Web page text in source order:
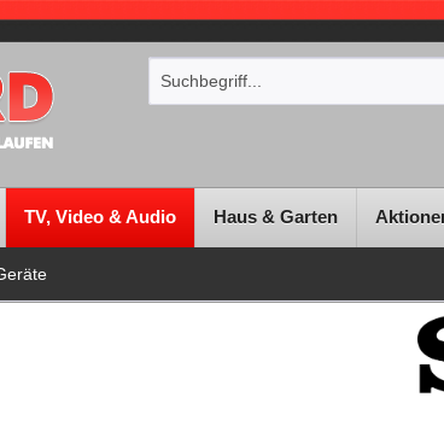
TV, Video & Audio Haus & Garten